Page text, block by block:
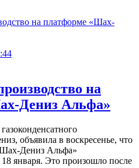
на
Дениз Альфа»
объявила в воскресенье, что
Дениз Альфа»
января. Это произошло после